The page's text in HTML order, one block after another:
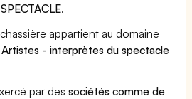
SPECTACLE.
appartient au domaine
Artistes - interprètes du spectacle
par dessociétés comme de